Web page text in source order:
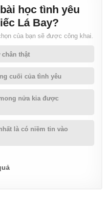
học tình yêu
Lá Bay?
của bạn sẽ được công khai.
thật
cuối của tình yêu
nửa kia được
là có niềm tin vào